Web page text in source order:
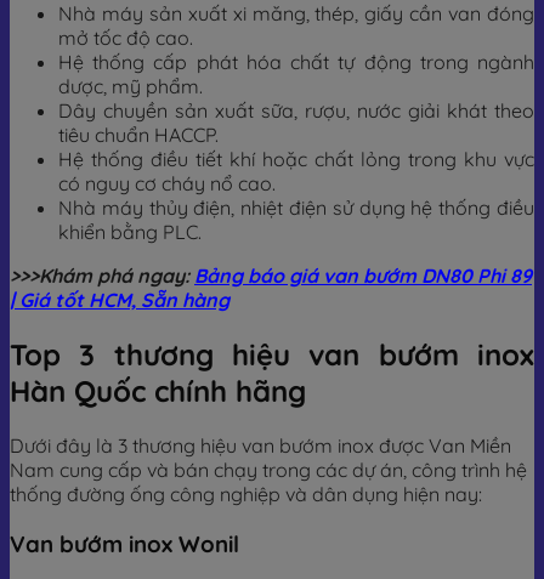
Nhà máy sản xuất xi măng, thép, giấy cần van đóng
mở tốc độ cao.
Hệ thống cấp phát hóa chất tự động trong ngành
dược, mỹ phẩm.
Dây chuyền sản xuất sữa, rượu, nước giải khát theo
tiêu chuẩn HACCP.
Hệ thống điều tiết khí hoặc chất lỏng trong khu vực
có nguy cơ cháy nổ cao.
Nhà máy thủy điện, nhiệt điện sử dụng hệ thống điều
khiển bằng PLC.
>>>Khám phá ngay: Bảng báo giá van bướm DN80 Phi 89
| Giá tốt HCM, Sẵn hàng
Top 3 thương hiệu van bướm inox
Hàn Quốc chính hãng
Dưới đây là 3 thương hiệu van bướm inox được Van Miền
Nam cung cấp và bán chạy trong các dự án, công trình hệ
thống đường ống công nghiệp và dân dụng hiện nay:
Van bướm inox Wonil